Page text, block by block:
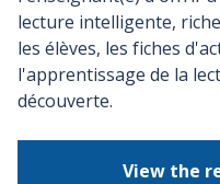
lecture intelligente,
les élèves, les fiches
l'apprentissage de la
découverte.
View the